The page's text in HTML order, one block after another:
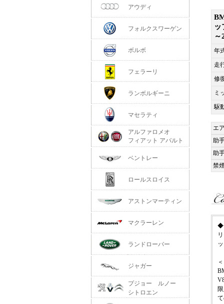
ッ
年
走
修
ミ
駆
エ
助
助
禁
アウディ
フォルクスワーゲン
ボルボ
フェラーリ
ランボルギーニ
マセラティ
アルファロメオ
フィアット アバルト
ベントレー
ロールスロイス
アストンマーティン
マクラーレン
ランドローバー
ジャガー
プジョー ルノー
シトロエン